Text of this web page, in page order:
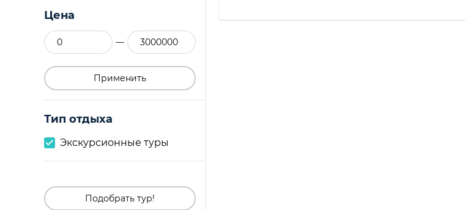
Цена
—
Применить
Тип отдыха
Экскурсионные туры
Подобрать тур!